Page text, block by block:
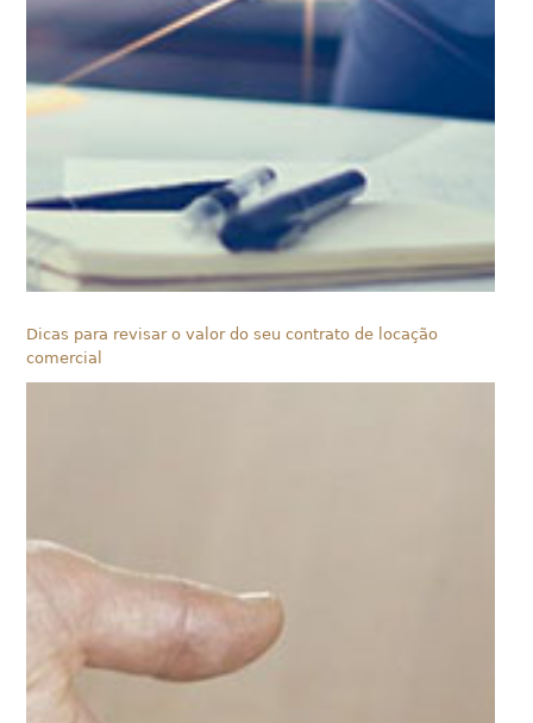
Dicas para revisar o valor do seu contrato de locação
comercial